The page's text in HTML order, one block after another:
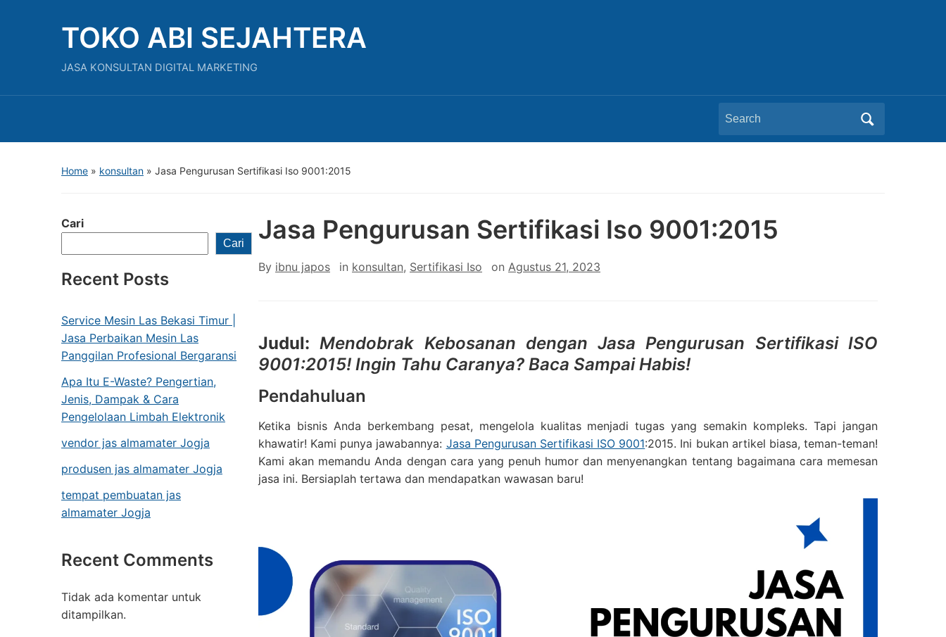
TOKO ABI SEJAHTERA
JASA KONSULTAN DIGITAL MARKETING
Search
for:
Home » konsultan » Jasa Pengurusan Sertifikasi Iso 9001:2015
Cari
Cari
Recent Posts
Service Mesin Las Bekasi Timur |
Jasa Perbaikan Mesin Las
Panggilan Profesional Bergaransi
Apa Itu E-Waste? Pengertian,
Jenis, Dampak & Cara
Pengelolaan Limbah Elektronik
vendor jas almamater Jogja
produsen jas almamater Jogja
tempat pembuatan jas
almamater Jogja
Recent Comments
Tidak ada komentar untuk
ditampilkan.
Jasa Pengurusan Sertifikasi Iso 9001:2015
By ibnu japos in konsultan, Sertifikasi Iso on Agustus 21, 2023
Judul: Mendobrak Kebosanan dengan Jasa Pengurusan Sertifikasi ISO
9001:2015! Ingin Tahu Caranya? Baca Sampai Habis!
Pendahuluan
Ketika bisnis Anda berkembang pesat, mengelola kualitas menjadi tugas yang semakin kompleks. Tapi jangan
khawatir! Kami punya jawabannya: Jasa Pengurusan Sertifikasi ISO 9001:2015. Ini bukan artikel biasa, teman-teman!
Kami akan memandu Anda dengan cara yang penuh humor dan menyenangkan tentang bagaimana cara memesan
jasa ini. Bersiaplah tertawa dan mendapatkan wawasan baru!